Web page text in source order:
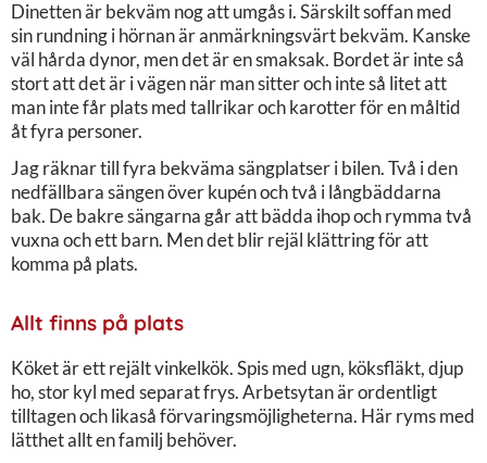
Dinetten är bekväm nog att umgås i. Särskilt soffan med
sin rundning i hörnan är anmärkningsvärt bekväm. Kanske
väl hårda dynor, men det är en smaksak. Bordet är inte så
stort att det är i vägen när man sitter och inte så litet att
man inte får plats med tallrikar och karotter för en måltid
åt fyra personer.
Jag räknar till fyra bekväma sängplatser i bilen. Två i den
nedfällbara sängen över kupén och två i långbäddarna
bak. De bakre sängarna går att bädda ihop och rymma två
vuxna och ett barn. Men det blir rejäl klättring för att
komma på plats.
Allt finns på plats
Köket är ett rejält vinkelkök. Spis med ugn, köksfläkt, djup
ho, stor kyl med separat frys. Arbetsytan är ordentligt
tilltagen och likaså förvaringsmöjligheterna. Här ryms med
lätthet allt en familj behöver.